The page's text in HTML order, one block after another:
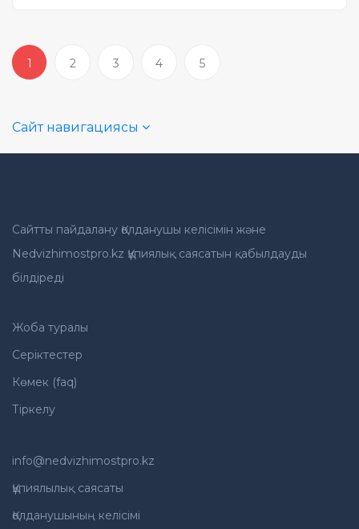
1 2 3 4 5
Сайт навигациясы
Сайтты пайдалану Қолданушы келісімін және
Nedvizhimostpro.kz Құпиялық саясатын қабылдауды
білдіреді
Жоба туралы
Серіктестер
Көмек (faq)
Тіркелу
info@nedvizhimostpro.kz
Құпиялылық саясаты
Қолданушының келісімі